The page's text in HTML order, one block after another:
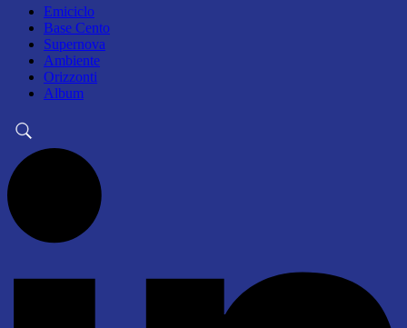
Emiciclo
Base Cento
Supernova
Ambiente
Orizzonti
Album